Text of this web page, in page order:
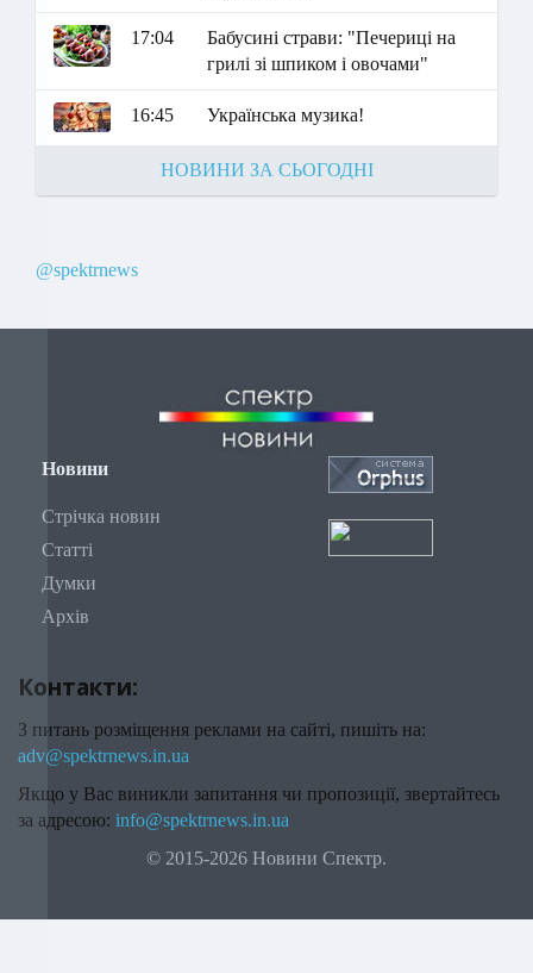
17:04
Бабусині страви: "Печериці на
грилі зі шпиком і овочами"
16:45 Українська музика!
НОВИНИ ЗА СЬОГОДНІ
@spektrnews
Новини
Стрічка новин
Статті
Думки
Архів
Контакти:
З питань розміщення реклами на сайті, пишіть на:
adv@spektrnews.in.ua
Якщо у Вас виникли запитання чи пропозиції, звертайтесь
за адресою: info@spektrnews.in.ua
© 2015-2026 Новини Спектр.